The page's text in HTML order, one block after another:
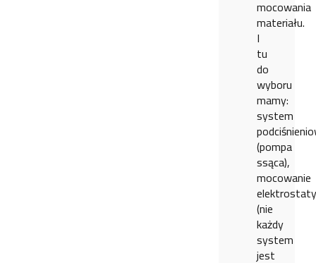
mocowania
materiału.
I
tu
do
wyboru
mamy:
system
(pompa
ssąca),
mocowanie
(nie
każdy
system
jest